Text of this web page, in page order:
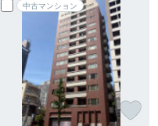
中古マンション